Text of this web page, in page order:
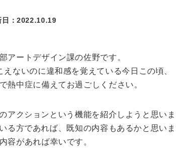
日：2022.10.19
アートデザイン課の佐野です。
ないのに違和感を覚えている今日この頃、
熱中症に備えてお過ごしください。
アクションという機能を紹介しようと思いま
る方であれば、既知の内容もあるかと思いま
容があれば幸いです。